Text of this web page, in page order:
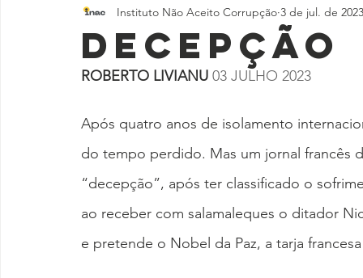
NOTA PÚBLICA CEID SBT News Rádio
Decepção
Instituto Não Aceito Corrupção 3 de jul. de 2023
ROBERTO LIVIANU 03 JULHO 2023
Após quatro anos de isolamento
do tempo perdido. Mas um jornal francês
“decepção”, após ter classificado o
ao receber com salamaleques o ditador
e pretende o Nobel da Paz, a tarja